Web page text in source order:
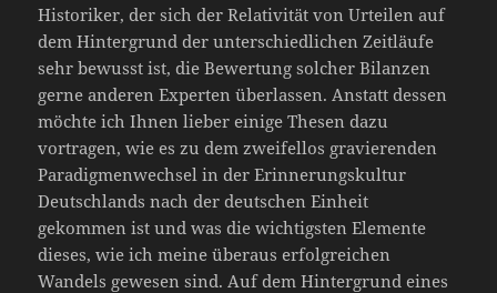
Historiker, der sich der Relativität von Urteilen auf
dem Hintergrund der unterschiedlichen Zeitläufe
sehr bewusst ist, die Bewertung solcher Bilanzen
gerne anderen Experten überlassen. Anstatt dessen
möchte ich Ihnen lieber einige Thesen dazu
vortragen, wie es zu dem zweifellos gravierenden
Paradigmenwechsel in der Erinnerungskultur
Deutschlands nach der deutschen Einheit
gekommen ist und was die wichtigsten Elemente
dieses, wie ich meine überaus erfolgreichen
Wandels gewesen sind. Auf dem Hintergrund eines